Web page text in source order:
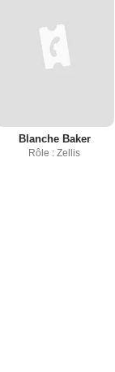
Blanche Baker
Rôle : Zellis